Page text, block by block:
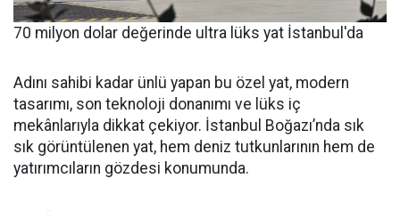
70 milyon dolar değerinde ultra lüks yat İstanbul'da
Adını sahibi kadar ünlü yapan bu özel yat, modern
tasarımı, son teknoloji donanımı ve lüks iç
mekânlarıyla dikkat çekiyor. İstanbul Boğazı’nda sık
sık görüntülenen yat, hem deniz tutkunlarının hem de
yatırımcıların gözdesi konumunda.